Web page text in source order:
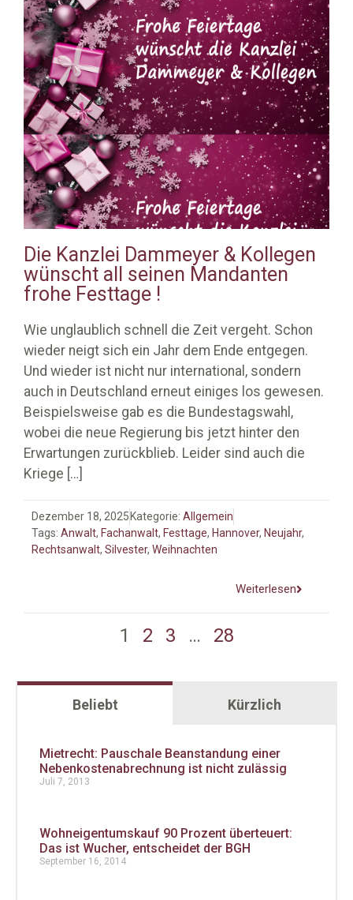
Die Kanzlei Dammeyer & Kollegen
wünscht all seinen Mandanten
frohe Festtage !
Wie unglaublich schnell die Zeit vergeht. Schon
wieder neigt sich ein Jahr dem Ende entgegen.
Und wieder ist nicht nur international, sondern
auch in Deutschland erneut einiges los gewesen.
Beispielsweise gab es die Bundestagswahl,
wobei die neue Regierung bis jetzt hinter den
Erwartungen zurückblieb. Leider sind auch die
Kriege […]
Dezember 18, 2025 Kategorie: Allgemein
Tags: Anwalt, Fachanwalt, Festtage, Hannover, Neujahr,
Rechtsanwalt, Silvester, Weihnachten
Weiterlesen
1 2 3 … 28
Beliebt Kürzlich
Mietrecht: Pauschale Beanstandung einer
Nebenkostenabrechnung ist nicht zulässig
Juli 7, 2013
Wohneigentumskauf 90 Prozent überteuert:
Das ist Wucher, entscheidet der BGH
September 16, 2014